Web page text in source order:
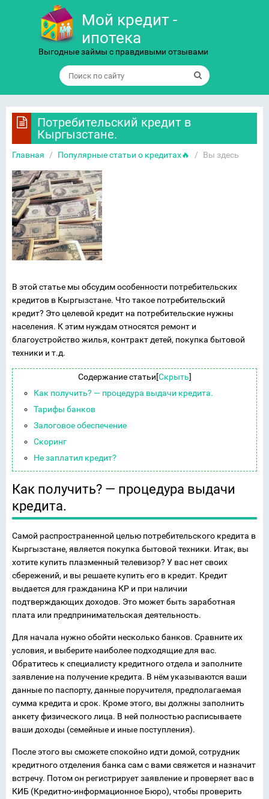
Мой кредит -
ипотека
Выгодные займы с правдивыми отзывами
Потребительский кредит в
Кыргызстане.
Главная / Популярные статьи о кредитах🔥 / Вы здесь
В этой статье мы обсудим особенности потребительских
кредитов в Кыргызстане. Что такое потребительский
кредит? Это целевой кредит на потребительские нужны
населения. К этим нуждам относятся ремонт и
благоустройство жилья, контракт детей, покупка бытовой
техники и т.д.
Содержание статьи[Скрыть]
Как получить? — процедура выдачи кредита.
Тарифы банков
Залоговое обеспечение
Скоринг
Не заплатил кредит?
Как получить? — процедура выдачи
кредита.
Самой распространенной целью потребительского кредита в
Кыргызстане, является покупка бытовой техники. Итак, вы
хотите купить плазменный телевизор? У вас нет своих
сбережений, и вы решаете купить его в кредит. Кредит
выдается для гражданина КР и при наличии
подтверждающих доходов. Это может быть заработная
плата или предпринимательская деятельность.
Для начала нужно обойти несколько банков. Сравните их
условия, и выберите наиболее подходящие для вас.
Обратитесь к специалисту кредитного отдела и заполните
заявление на получение кредита. В нём указываются ваши
данные по паспорту, данные поручителя, предполагаемая
сумма кредита и срок. Кроме этого, вы должны заполнить
анкету физического лица. В ней полностью расписываете
ваши доходы (семейные и иные поступления).
После этого вы сможете спокойно идти домой, сотрудник
кредитного отделения банка сам с вами свяжется и назначит
встречу. Потом он регистрирует заявление и проверяет вас в
КИБ (Кредитно-информационное Бюро), чтобы проверить